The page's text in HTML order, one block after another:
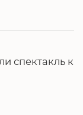
спектакль к